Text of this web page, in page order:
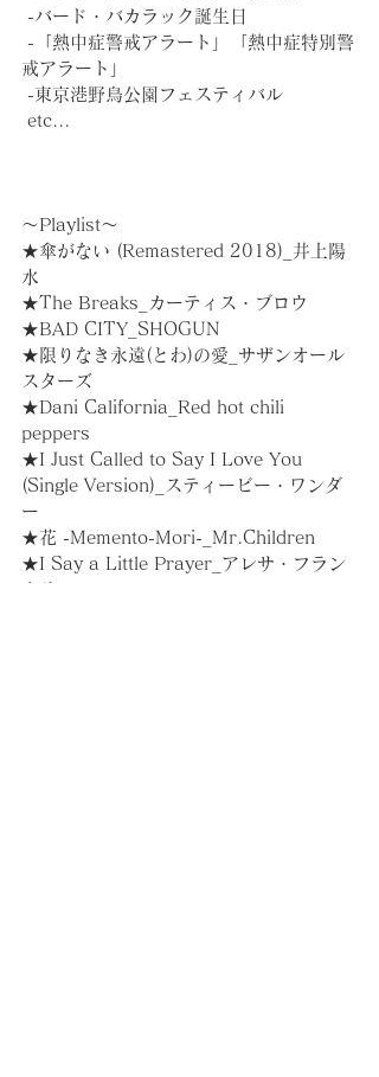
-バード・バカラック誕生日
-「熱中症警戒アラート」「熱中症特別警
戒アラート」
-東京港野鳥公園フェスティバル
etc...
～Playlist～
★傘がない (Remastered 2018)_井上陽
水
★The Breaks_カーティス・ブロウ
★BAD CITY_SHOGUN
★限りなき永遠(とわ)の愛_サザンオール
スターズ
★Dani California_Red hot chili
peppers
★I Just Called to Say I Love You
(Single Version)_スティービー・ワンダ
ー
★花 -Memento-Mori-_Mr.Children
★I Say a Little Prayer_アレサ・フラン